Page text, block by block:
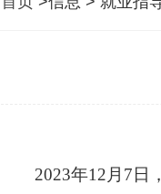
2023年12 月 7 日